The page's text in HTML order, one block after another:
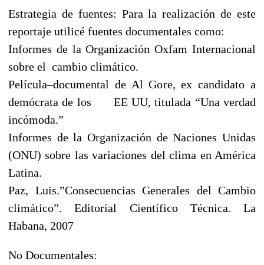
Estrategia de fuentes: Para la realización de este
reportaje utilicé fuentes documentales como:
Informes de la Organización Oxfam Internacional
sobre el cambio climático.
Película–documental de Al Gore, ex candidato a
demócrata de los EE UU, titulada “Una verdad
incómoda.”
Informes de la Organización de Naciones Unidas
(ONU) sobre las variaciones del clima en América
Latina.
Paz, Luis.”Consecuencias Generales del Cambio
climático”. Editorial Científico Técnica. La
Habana, 2007
No Documentales: